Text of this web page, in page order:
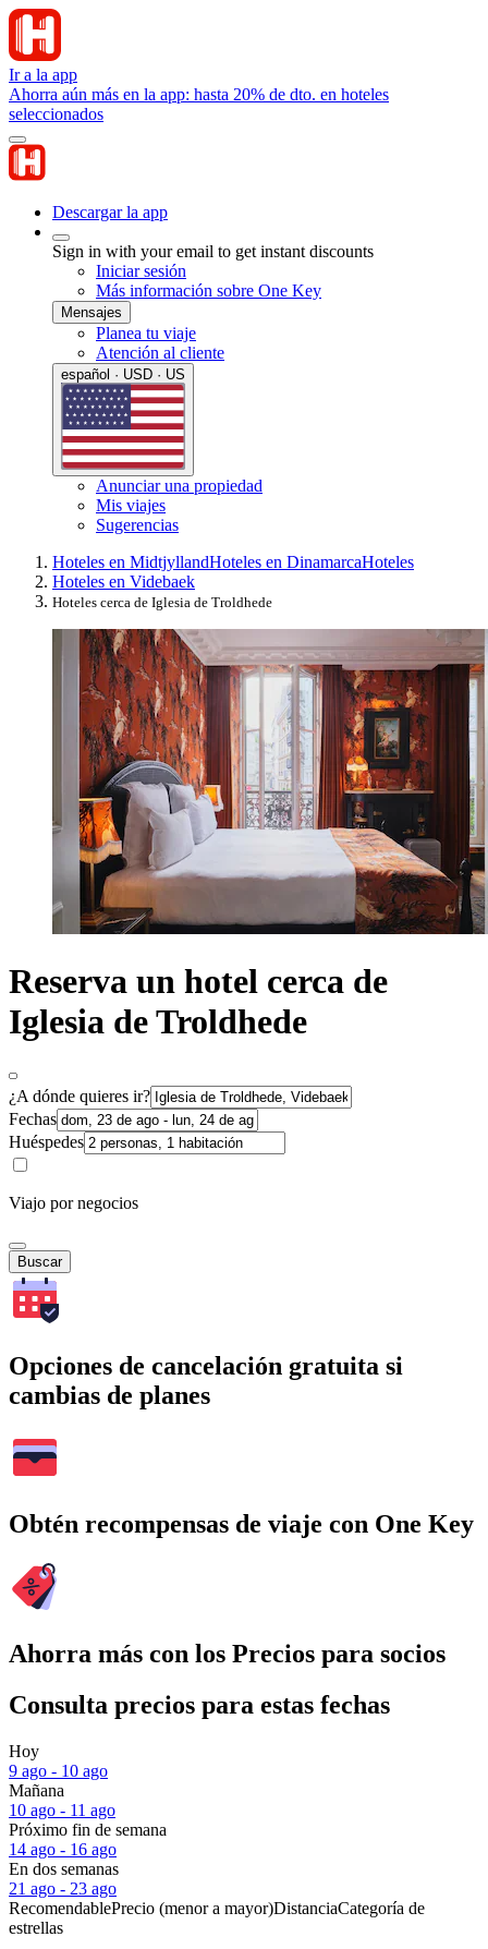
Ir a la app
Ahorra aún más en la app: hasta 20% de dto. en hoteles
seleccionados
Descargar la app
Sign in with your email to get instant discounts
Iniciar sesión
Más información sobre One Key
Mensajes
Planea tu viaje
Atención al cliente
español · USD · US
Anunciar una propiedad
Mis viajes
Sugerencias
Hoteles en MidtjyllandHoteles en DinamarcaHoteles
Hoteles en Videbaek
Hoteles cerca de Iglesia de Troldhede
Reserva un hotel cerca de
Iglesia de Troldhede
¿A dónde quieres ir?
Fechas
Huéspedes
Viajo por negocios
Buscar
Opciones de cancelación gratuita si
cambias de planes
Obtén recompensas de viaje con One Key
Ahorra más con los Precios para socios
Consulta precios para estas fechas
Hoy
9 ago - 10 ago
Mañana
10 ago - 11 ago
Próximo fin de semana
14 ago - 16 ago
En dos semanas
21 ago - 23 ago
RecomendablePrecio (menor a mayor)DistanciaCategoría de
estrellas